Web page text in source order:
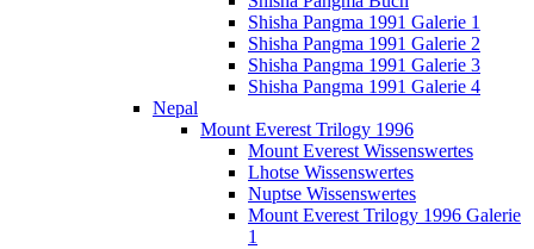
Shisha Pangma 1991 Galerie 1
Shisha Pangma 1991 Galerie 2
Shisha Pangma 1991 Galerie 3
Shisha Pangma 1991 Galerie 4
Nepal
Mount Everest Trilogy 1996
Mount Everest Wissenswertes
Lhotse Wissenswertes
Nuptse Wissenswertes
Mount Everest Trilogy 1996 Galerie
1